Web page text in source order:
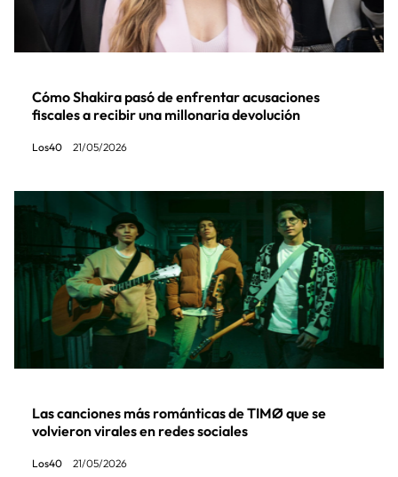
Cómo Shakira pasó de enfrentar acusaciones
fiscales a recibir una millonaria devolución
Los40 21/05/2026
Las canciones más románticas de TIMØ que se
volvieron virales en redes sociales
Los40 21/05/2026